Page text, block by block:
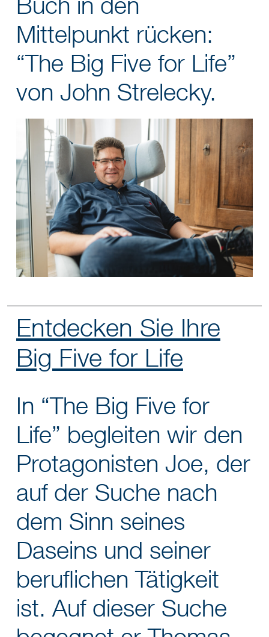
Buch in den
Mittelpunkt rücken:
“The Big Five for Life”
von John Strelecky.
Entdecken Sie Ihre
Big Five for Life
In “The Big Five for
Life” begleiten wir den
Protagonisten Joe, der
auf der Suche nach
dem Sinn seines
Daseins und seiner
beruflichen Tätigkeit
ist. Auf dieser Suche